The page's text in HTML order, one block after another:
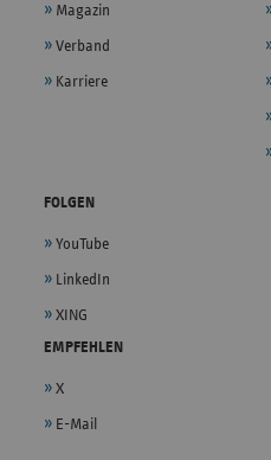
Magazin
Verband
Karriere
FOLGEN
YouTube
LinkedIn
XING
EMPFEHLEN
X
E-Mail